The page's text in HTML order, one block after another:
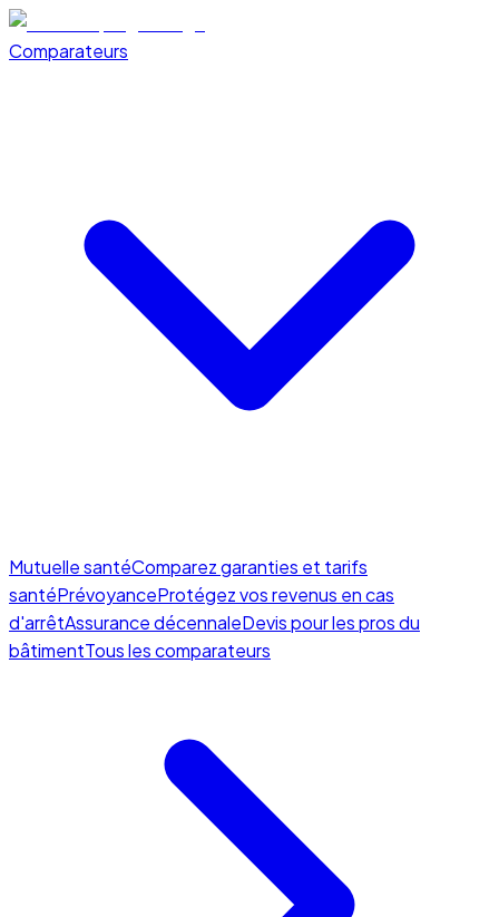
Comparateurs
Mutuelle santéComparez garanties et tarifs
santéPrévoyanceProtégez vos revenus en cas
d'arrêtAssurance décennaleDevis pour les pros du
bâtimentTous les comparateurs